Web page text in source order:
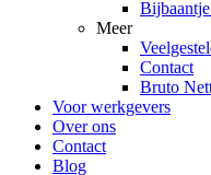
Meer
Contact
Bruto
Voor werkgevers
Over ons
Contact
Blog